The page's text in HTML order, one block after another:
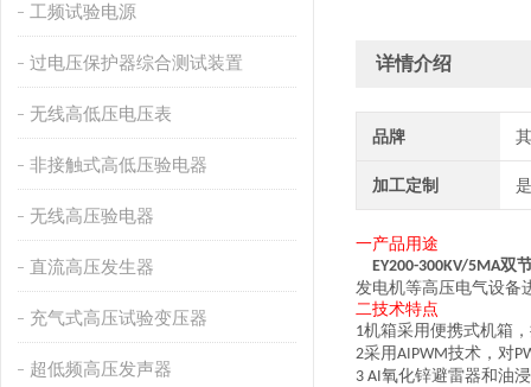
工频试验电源
过电压保护器综合测试装置
无线高低压电压表
非接触式高低压验电器
无线高压验电器
直流高压发生器
充气式高压试验变压器
超低频高压发声器
详情介绍
品牌
加工定制
一产品用途
EY200-300KV/5MA双
发电机等高压电气设备
二技术特点
1机箱采用便携式机箱
2采用AIPWM技术，对
3 AI氧化锌避雷器和油